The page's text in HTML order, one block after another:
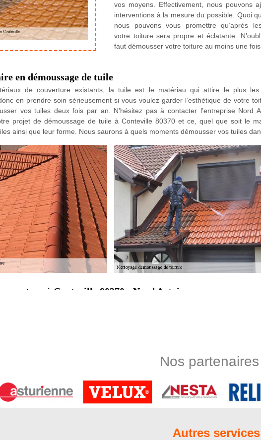
vos moyens. Effectivement, nous pouvons
interventions à la mesure du possible. Quoi
nous pouvons vous promettre qu’après
votre toiture sera propre et éclatante.
faut démousser votre toiture au moins une
en démoussage de tuile
de couverture existants, la tuile est le matériau qui attire le plus les
en prendre soin sérieusement si vous voulez garder l’esthétique de votre
vos tuiles deux fois par an. N’hésitez pas à contacter l’entreprise Nord
projet de démoussage de tuile à Conteville 80370 et ce, quel que soit le
ainsi que leur forme. Nous saurons à quels moments démousser vos tuiles
à Conteville 80370 : Nord Artois
de façon convenable. N’hésitez pas à nous confier votre projet.
toiture terrasse ? Comme ce type de toiture n’est pas assez pentu, les risques
énormes si l’étanchéité toit terrasse n’est pas au beau fixe. Normalement, dès
étanchéité toiture terrasse pendant que nous nettoierons votre toit et si besoin,
Nos partenaires
Autres services